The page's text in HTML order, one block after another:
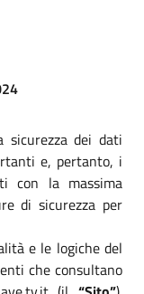
sicurezza dei dati
e, pertanto, i
con la massima
di sicurezza per
e le logiche del
che consultano